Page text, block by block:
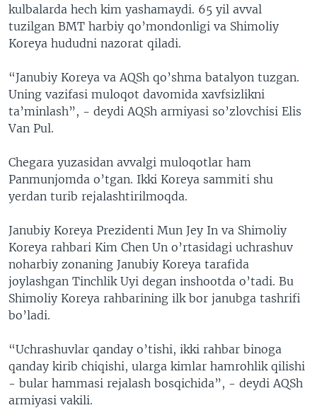
kulbalarda hech kim yashamaydi. 65 yil avval
tuzilgan BMT harbiy qo’mondonligi va Shimoliy
Koreya hududni nazorat qiladi.
“Janubiy Koreya va AQSh qo’shma batalyon tuzgan.
Uning vazifasi muloqot davomida xavfsizlikni
ta’minlash”, - deydi AQSh armiyasi so’zlovchisi Elis
Van Pul.
Chegara yuzasidan avvalgi muloqotlar ham
Panmunjomda o’tgan. Ikki Koreya sammiti shu
yerdan turib rejalashtirilmoqda.
Janubiy Koreya Prezidenti Mun Jey In va Shimoliy
Koreya rahbari Kim Chen Un o’rtasidagi uchrashuv
noharbiy zonaning Janubiy Koreya tarafida
joylashgan Tinchlik Uyi degan inshootda o’tadi. Bu
Shimoliy Koreya rahbarining ilk bor janubga tashrifi
bo’ladi.
“Uchrashuvlar qanday o’tishi, ikki rahbar binoga
qanday kirib chiqishi, ularga kimlar hamrohlik qilishi
- bular hammasi rejalash bosqichida”, - deydi AQSh
armiyasi vakili.